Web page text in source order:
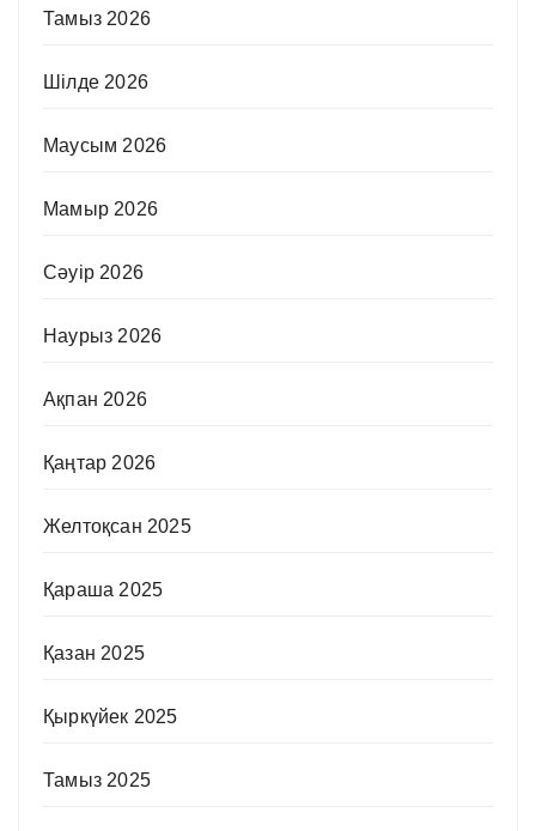
Тамыз 2026
Шілде 2026
Маусым 2026
Мамыр 2026
Сәуір 2026
Наурыз 2026
Ақпан 2026
Қаңтар 2026
Желтоқсан 2025
Қараша 2025
Қазан 2025
Қыркүйек 2025
Тамыз 2025